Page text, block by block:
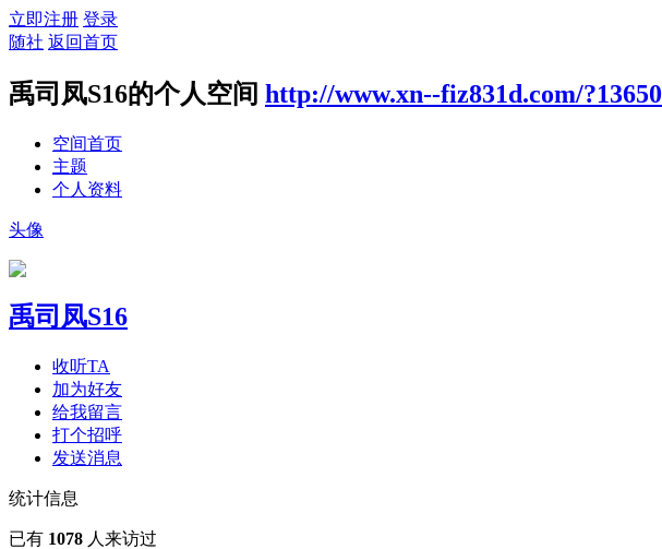
立即注册 登录
随社 返回首页
禹司凤S16的个人空间 http://www.xn--fiz831d.com/?13650
空间首页
主题
个人资料
头像
禹司凤S16
收听TA
加为好友
给我留言
打个招呼
发送消息
统计信息
已有 1078 人来访过